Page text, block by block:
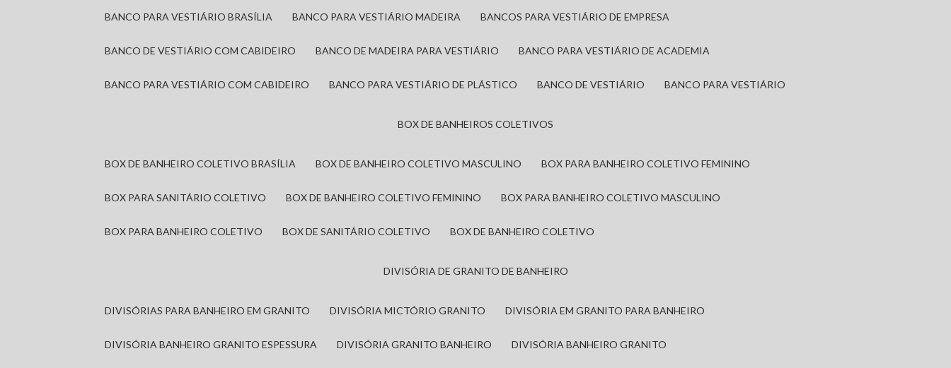
BANCO PARA VESTIÁRIO BRASÍLIA BANCO PARA VESTIÁRIO MADEIRA BANCOS PARA VESTIÁRIO DE EMPRESA
BANCO DE VESTIÁRIO COM CABIDEIRO BANCO DE MADEIRA PARA VESTIÁRIO BANCO PARA VESTIÁRIO DE ACADEMIA
BANCO PARA VESTIÁRIO COM CABIDEIRO BANCO PARA VESTIÁRIO DE PLÁSTICO BANCO DE VESTIÁRIO BANCO PARA VESTIÁRIO
BOX DE BANHEIROS COLETIVOS
BOX DE BANHEIRO COLETIVO BRASÍLIA BOX DE BANHEIRO COLETIVO MASCULINO BOX PARA BANHEIRO COLETIVO FEMININO
BOX PARA SANITÁRIO COLETIVO BOX DE BANHEIRO COLETIVO FEMININO BOX PARA BANHEIRO COLETIVO MASCULINO
BOX PARA BANHEIRO COLETIVO BOX DE SANITÁRIO COLETIVO BOX DE BANHEIRO COLETIVO
DIVISÓRIA DE GRANITO DE BANHEIRO
DIVISÓRIAS PARA BANHEIRO EM GRANITO DIVISÓRIA MICTÓRIO GRANITO DIVISÓRIA EM GRANITO PARA BANHEIRO
DIVISÓRIA BANHEIRO GRANITO ESPESSURA DIVISÓRIA GRANITO BANHEIRO DIVISÓRIA BANHEIRO GRANITO